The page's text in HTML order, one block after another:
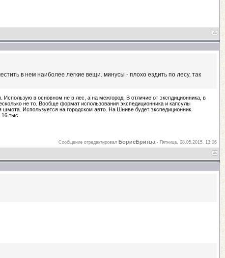
в нем наиболее легкие вещи. минусы - плохо ездить по лесу, так
в основном не в лес, а на межгород. В отличие от экспдиционника, в
не то. Вообще формат использования экспедиционника и капсулы
Используется на городском авто. На Шниве будет экспедиционник.
тыс.
Сообщение отредактировал БорисБритва - Пятница, 08.05.2015, 13:06